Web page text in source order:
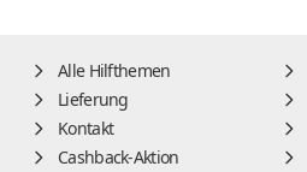
Alle Hilfthemen
Lieferung
Kontakt
Cashback-Aktion